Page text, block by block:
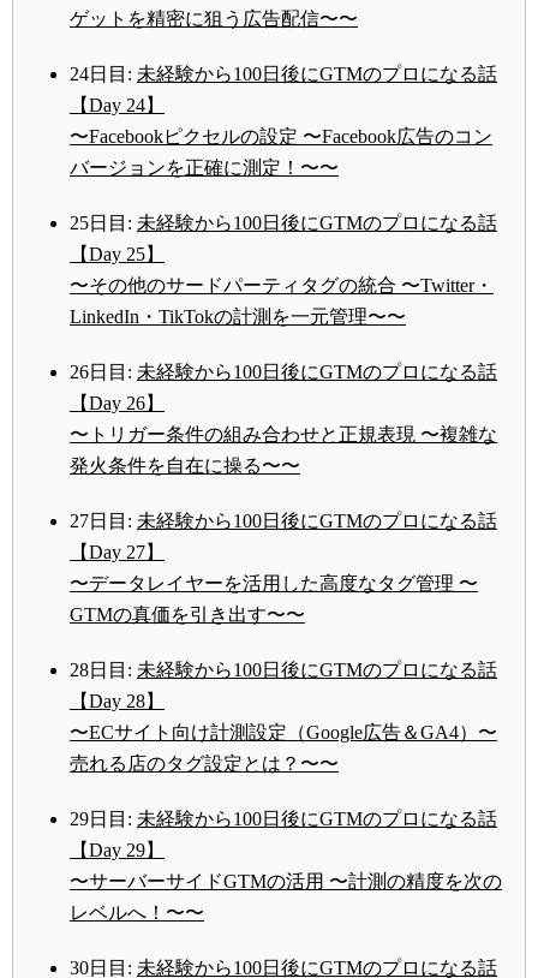
ゲットを精密に狙う広告配信〜〜
24日目: 未経験から100日後にGTMのプロになる話
【Day 24】
〜Facebookピクセルの設定 〜Facebook広告のコン
バージョンを正確に測定！〜〜
25日目: 未経験から100日後にGTMのプロになる話
【Day 25】
〜その他のサードパーティタグの統合 〜Twitter・
LinkedIn・TikTokの計測を一元管理〜〜
26日目: 未経験から100日後にGTMのプロになる話
【Day 26】
〜トリガー条件の組み合わせと正規表現 〜複雑な
発火条件を自在に操る〜〜
27日目: 未経験から100日後にGTMのプロになる話
【Day 27】
〜データレイヤーを活用した高度なタグ管理 〜
GTMの真価を引き出す〜〜
28日目: 未経験から100日後にGTMのプロになる話
【Day 28】
〜ECサイト向け計測設定（Google広告＆GA4）〜
売れる店のタグ設定とは？〜〜
29日目: 未経験から100日後にGTMのプロになる話
【Day 29】
〜サーバーサイドGTMの活用 〜計測の精度を次の
レベルへ！〜〜
30日目: 未経験から100日後にGTMのプロになる話